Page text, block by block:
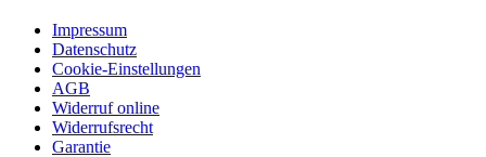
Impressum
Datenschutz
Cookie-Einstellungen
AGB
Widerruf online
Widerrufsrecht
Garantie